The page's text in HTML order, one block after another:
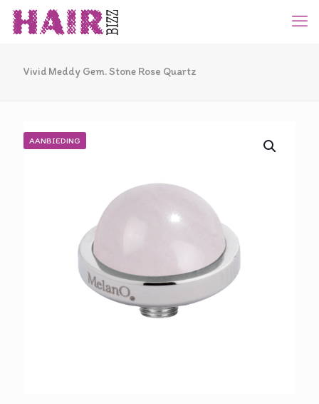
Vivid Meddy Gem. Stone Rose Quartz
AANBIEDING